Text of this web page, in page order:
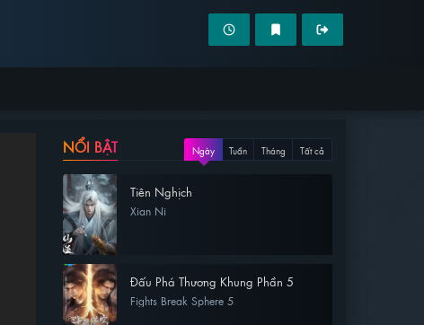
NỔI BẬT Ngày Tuần Tháng Tất cả
Tiên Nghịch
Xian Ni
Đấu Phá Thương Khung Phần 5
Fights Break Sphere 5